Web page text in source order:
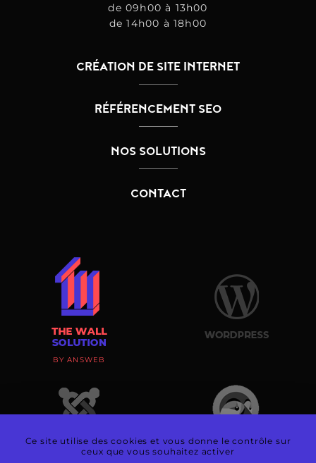
de 09h00 à 13h00
de 14h00 à 18h00
CRÉATION DE SITE INTERNET
RÉFÉRENCEMENT SEO
NOS SOLUTIONS
CONTACT
BY ANSWEB
Ce site utilise des cookies et vous donne le contrôle sur
ceux que vous souhaitez activer